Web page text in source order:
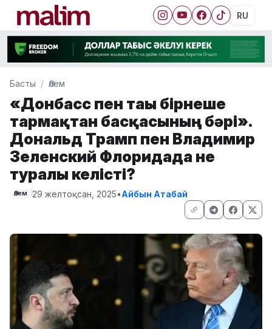
RU
Басты Әлем
«Донбасс пен тағы бірнеше
тармақтан басқасының бәрі».
Дональд Трамп пен Владимир
Зеленский Флоридада не
туралы келісті?
Әлем 29 желтоқсан, 2025•Айбын Атабай